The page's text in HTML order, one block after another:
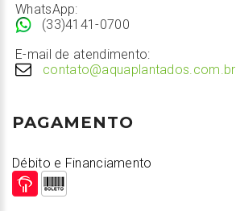
WhatsApp:
(33)4141-0700
E-mail de atendimento:
contato@aquaplantados.com.br
PAGAMENTO
Débito e Financiamento